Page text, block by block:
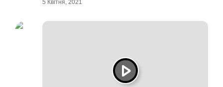
5 Квітня, 2021